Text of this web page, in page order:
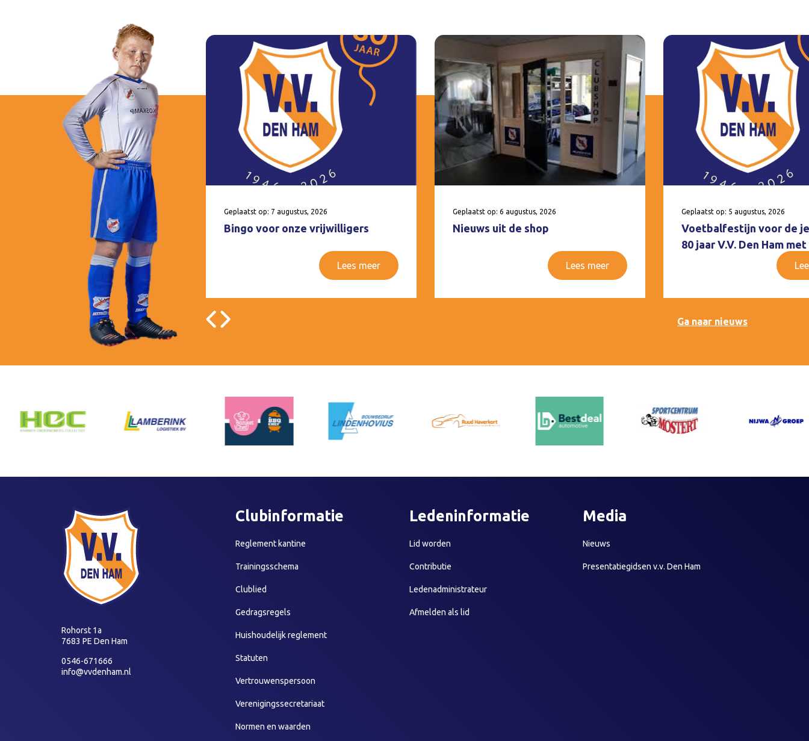
Geplaatst op: 7 augustus, 2026
Bingo voor onze vrijwilligers
Lees meer
Geplaatst op: 6 augustus, 2026
Nieuws uit de shop
Lees meer
Geplaatst op: 5 augustus, 2026
Voetbalfestijn voor de
80 jaar V.V. Den Ham
Ga naar nieuws
Rohorst 1a
7683 PE Den Ham
0546-671666
info@vvdenham.nl
Clubinformatie
Reglement kantine
Trainingsschema
Clublied
Gedragsregels
Huishoudelijk reglement
Statuten
Vertrouwenspersoon
Verenigingssecretariaat
Normen en waarden
Ledeninformatie
Lid worden
Contributie
Ledenadministrateur
Afmelden als lid
Media
Nieuws
Presentatiegidsen v.v. Den Ham